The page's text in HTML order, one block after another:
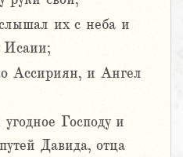
их с неба и
Исаии;
Ассириян, и Ангел
Господу и
Давида, отца